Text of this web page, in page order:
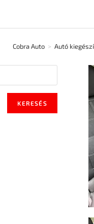
Cobra Auto > Autó
KERESÉS